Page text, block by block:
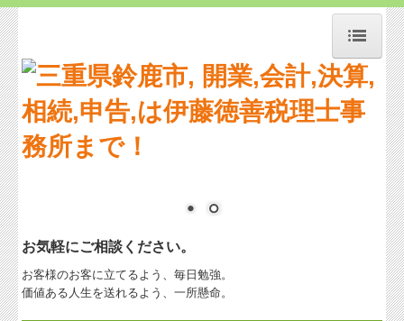
トップページ
お知らせ
事務所紹介
リンク集
お問合せ
お気軽にご相談ください。
お客様のお客に立てるよう、毎日勉強。
価値ある人生を送れるよう、一所懸命。